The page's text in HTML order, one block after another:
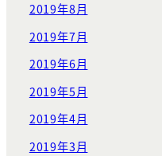
2019年8月
2019年7月
2019年6月
2019年5月
2019年4月
2019年3月